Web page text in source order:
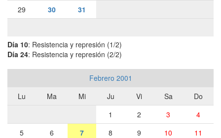
29 30 31
Día 10: Resistencia y represión (1/2)
Día 24: Resistencia y represión (2/2)
Febrero 2001
Lu
Ma Mi Ju Vi Sa
Do
1
2 3
4
5
6 7 8 9 10
11